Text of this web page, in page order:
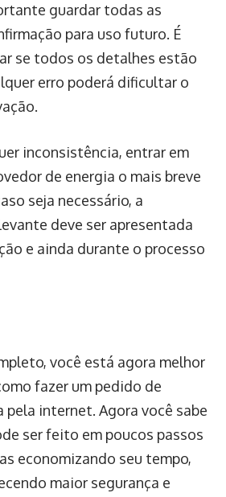
guardar todas as
para uso futuro. É
se todos os detalhes estão
erro poderá dificultar o
inconsistência, entrar em
de energia o mais breve
seja necessário, a
deve ser apresentada
e ainda durante o processo
você está agora melhor
fazer um pedido de
pela internet. Agora você sabe
ser feito em poucos passos
economizando seu tempo,
maior segurança e